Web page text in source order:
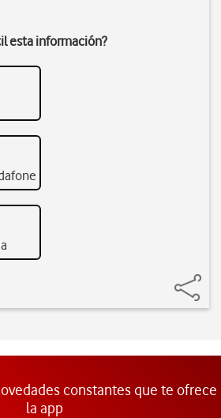
esta información?
constantes que te ofrece
la app